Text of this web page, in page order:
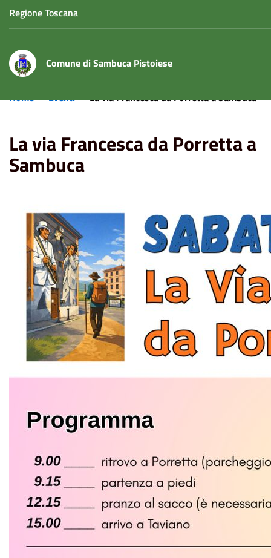
Regione Toscana
Comune di Sambuca Pistoiese
Home Eventi La via Francesca da Porretta a Sambuca
La via Francesca da Porretta a
Sambuca